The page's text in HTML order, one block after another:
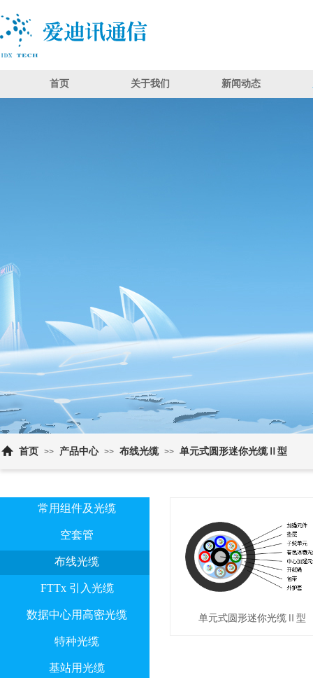
首页 关于我们 新闻动态
首页 >> 产品中心 >> 布线光缆 >> 单元式圆形迷你光缆Ⅱ型
常用组件及光缆
空套管
布线光缆
FTTx 引入光缆
数据中心用高密光缆
特种光缆
基站用光缆
单元式圆形迷你光缆Ⅱ型